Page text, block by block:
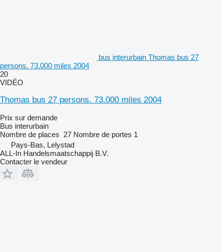
bus interurbain Thomas bus 27
persons. 73.000 miles 2004
20
VIDÉO
Thomas bus 27 persons. 73.000 miles 2004
Prix sur demande
Bus interurbain
Nombre de places 27 Nombre de portes 1
Pays-Bas, Lelystad
ALL-In Handelsmaatschappij B.V.
Contacter le vendeur